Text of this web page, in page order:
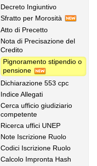
Decreto Ingiuntivo
Sfratto per Morosità
Atto di Precetto
Nota di Precisazione del
Credito
Pignoramento stipendio o
pensione
Dichiarazione 553 cpc
Indice Allegati
Cerca ufficio giudiziario
competente
Ricerca uffici UNEP
Note Iscrizione Ruolo
Codici Iscrizione Ruolo
Calcolo Impronta Hash